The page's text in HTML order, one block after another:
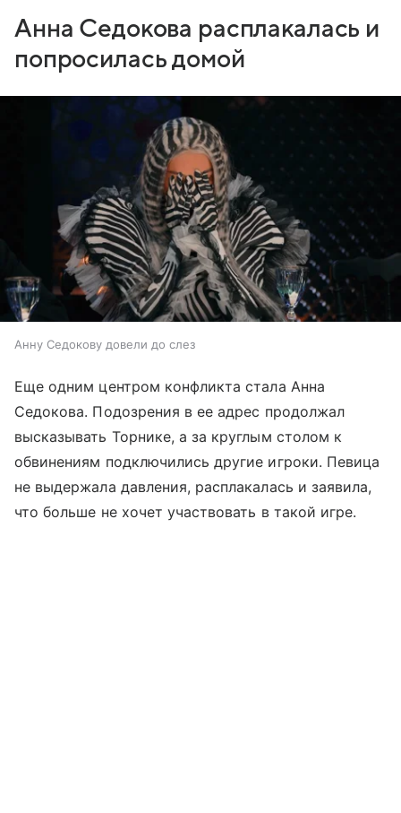
Анна Седокова расплакалась и
попросилась домой
Анну Седокову довели до слез
Еще одним центром конфликта стала Анна
Седокова. Подозрения в ее адрес продолжал
высказывать Торнике, а за круглым столом к
обвинениям подключились другие игроки. Певица
не выдержала давления, расплакалась и заявила,
что больше не хочет участвовать в такой игре.